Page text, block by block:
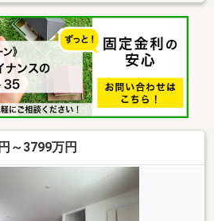
～3799万円